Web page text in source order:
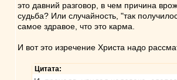
это давний разговор, в чем причина
судьба? Или случайность, "так
самое здравое, что это карма.
И вот это изречение Христа надо
Цитата: